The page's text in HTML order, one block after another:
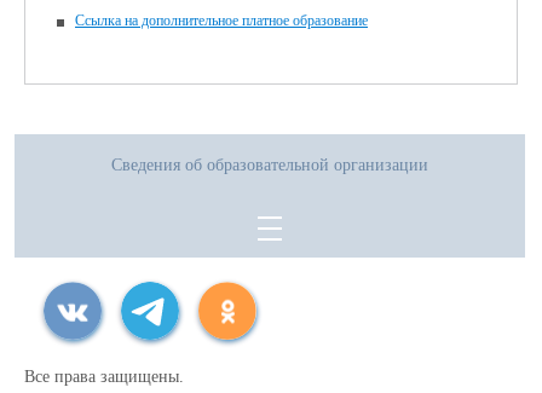
Ссылка на дополнительное платное образование
Сведения об образовательной организации
Все права защищены.